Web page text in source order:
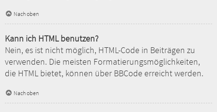
Nach oben
Kann ich HTML benutzen?
Nein, es ist nicht möglich, HTML-Code in Beiträgen zu
verwenden. Die meisten Formatierungsmöglichkeiten,
die HTML bietet, können über BBCode erreicht werden.
Nach oben